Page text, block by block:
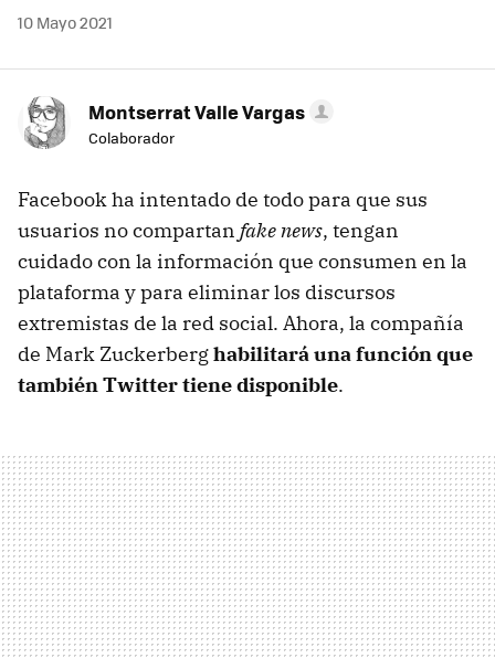
10 Mayo 2021
Montserrat Valle Vargas
Colaborador
Facebook ha intentado de todo para que sus
usuarios no compartan fake news, tengan
cuidado con la información que consumen en la
plataforma y para eliminar los discursos
extremistas de la red social. Ahora, la compañía
de Mark Zuckerberghabilitará una función que
también Twitter tiene disponible.